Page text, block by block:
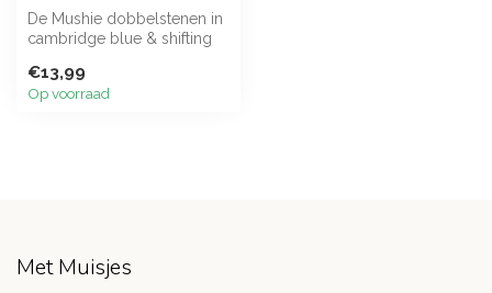
De Mushie dobbelstenen in
cambridge blue & shifting
sensor...
€13,99
Op voorraad
Met Muisjes